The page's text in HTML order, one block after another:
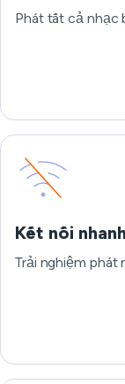
Phát tất cả nhạc
Kết nối
Trải nghiệm phát